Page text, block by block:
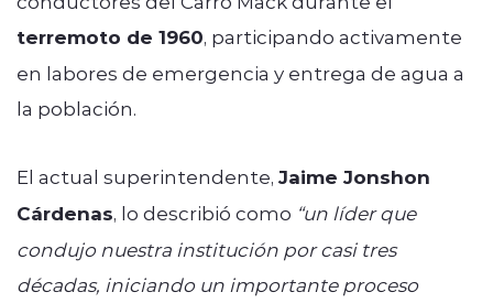
terremoto de 1960, participando activamente
en labores de emergencia y entrega de agua a
la población.
El actual superintendente, Jaime Jonshon
Cárdenas, lo describió como “un líder que
condujo nuestra institución por casi tres
décadas, iniciando un importante proceso